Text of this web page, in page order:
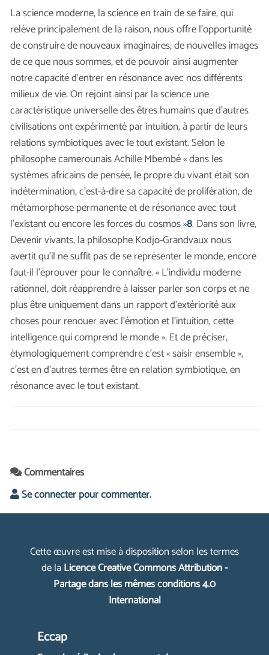
La science moderne, la science en train de se faire, qui
relève principalement de la raison, nous offre l’opportunité
de construire de nouveaux imaginaires, de nouvelles images
de ce que nous sommes, et de pouvoir ainsi augmenter
notre capacité d’entrer en résonance avec nos différents
milieux de vie. On rejoint ainsi par la science une
caractéristique universelle des êtres humains que d’autres
civilisations ont expérimenté par intuition, à partir de leurs
relations symbiotiques avec le tout existant. Selon le
philosophe camerounais Achille Mbembé « dans les
systèmes africains de pensée, le propre du vivant était son
indétermination, c’est-à-dire sa capacité de prolifération, de
métamorphose permanente et de résonance avec tout
l’existant ou encore les forces du cosmos »8. Dans son livre,
Devenir vivants, la philosophe Kodjo-Grandvaux nous
avertit qu’il ne suffit pas de se représenter le monde, encore
faut-il l’éprouver pour le connaître. « L’individu moderne
rationnel, doit réapprendre à laisser parler son corps et ne
plus être uniquement dans un rapport d’extériorité aux
choses pour renouer avec l’émotion et l’intuition, cette
intelligence qui comprend le monde ». Et de préciser,
étymologiquement comprendre c’est « saisir ensemble »,
c’est en d’autres termes être en relation symbiotique, en
résonance avec le tout existant.
Commentaires
Se connecter pour commenter.
Cette œuvre est mise à disposition selon les termes
de laLicence Creative Commons Attribution -
Partage dans les mêmes conditions 4.0
International
Eccap